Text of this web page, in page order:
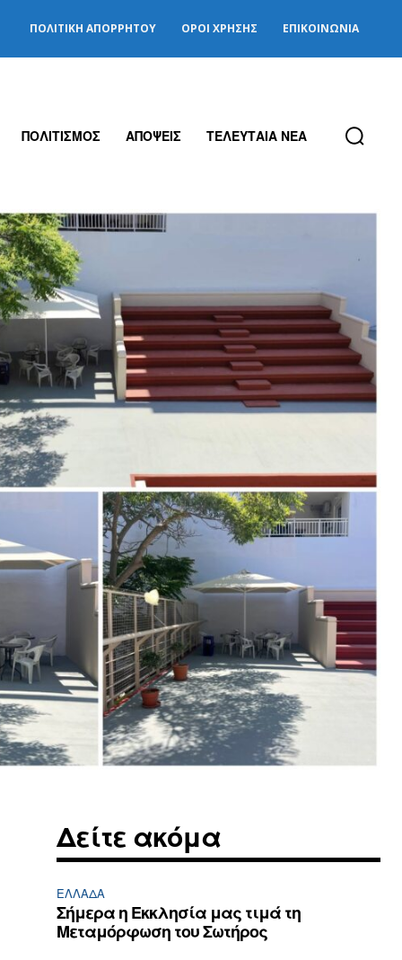
ΠΟΛΙΤΙΚΉ ΑΠΟΡΡΉΤΟΥ ΌΡΟΙ ΧΡΉΣΗΣ ΕΠΙΚΟΙΝΩΝΊΑ
ΠΟΛΙΤΙΣΜΟΣ ΑΠΟΨΕΙΣ ΤΕΛΕΥΤΑΙΑ ΝΕΑ
Δείτε ακόμα
ΕΛΛΆΔΑ
Σήμερα η Εκκλησία μας τιμά τη
Μεταμόρφωση του Σωτήρος